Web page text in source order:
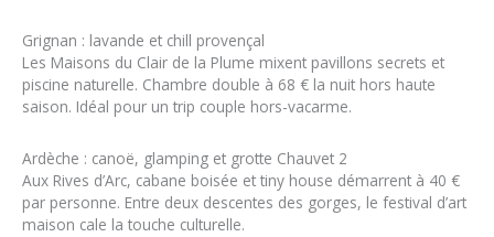
Grignan : lavande et chill provençal
Les Maisons du Clair de la Plume mixent pavillons secrets et
piscine naturelle. Chambre double à 68 € la nuit hors haute
saison. Idéal pour un trip couple hors-vacarme.
Ardèche : canoë, glamping et grotte Chauvet 2
Aux Rives d’Arc, cabane boisée et tiny house démarrent à 40 €
par personne. Entre deux descentes des gorges, le festival d’art
maison cale la touche culturelle.